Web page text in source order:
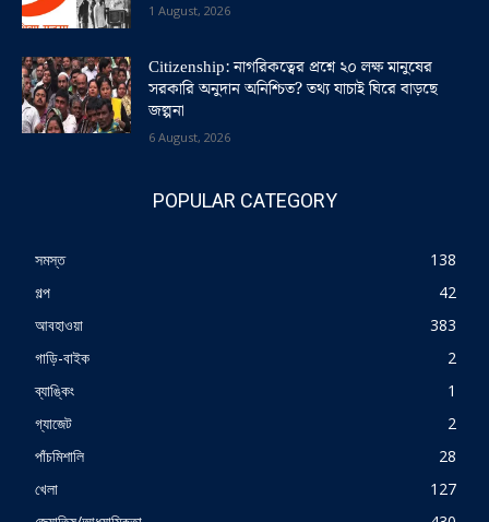
1 August, 2026
Citizenship: নাগরিকত্বের প্রশ্নে ২০ লক্ষ মানুষের
সরকারি অনুদান অনিশ্চিত? তথ্য যাচাই ঘিরে বাড়ছে
জল্পনা
6 August, 2026
POPULAR CATEGORY
সমস্ত
138
গল্প
42
আবহাওয়া
383
গাড়ি-বাইক
2
ব্যাঙ্কিং
1
গ্যাজেট
2
পাঁচমিশালি
28
খেলা
127